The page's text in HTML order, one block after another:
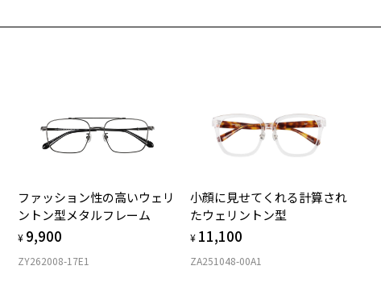
ファッション性の高いウェリ
ントン型メタルフレーム
¥ 9,900
ZY262008-17E1
小顔に見せてくれる計算され
たウェリントン型
¥ 11,100
ZA251048-00A1